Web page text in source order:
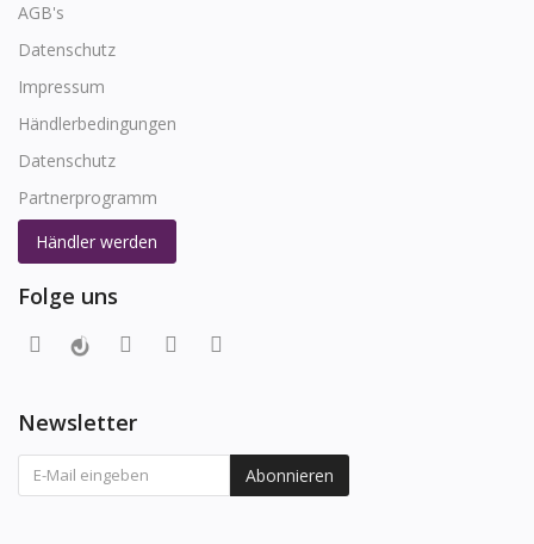
AGB's
Datenschutz
Impressum
Händlerbedingungen
Datenschutz
Partnerprogramm
Händler werden
Folge uns
Newsletter
Abonnieren